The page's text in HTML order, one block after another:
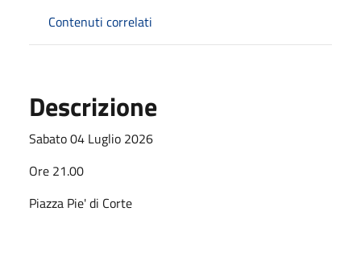
Contenuti correlati
Descrizione
Sabato 04 Luglio 2026
Ore 21.00
Piazza Pie' di Corte